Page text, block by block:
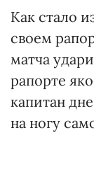
Как стало
своем
матча
рапорте
капитан
на ногу